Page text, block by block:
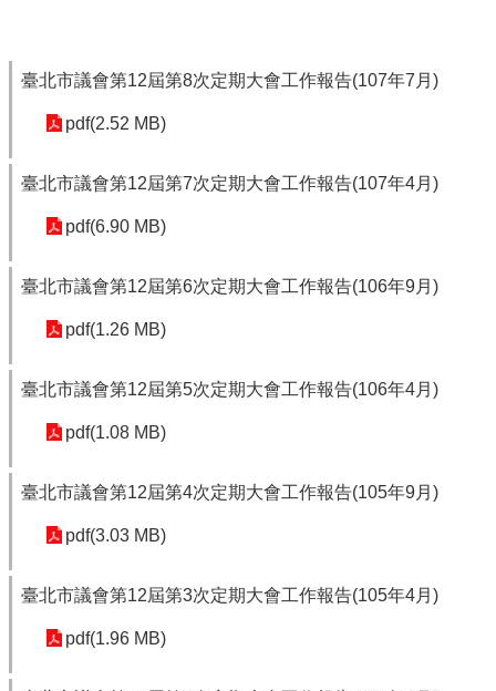
臺北市議會第12屆第8次定期大會工作報告(107年7月)
pdf(2.52 MB)
臺北市議會第12屆第7次定期大會工作報告(107年4月)
pdf(6.90 MB)
臺北市議會第12屆第6次定期大會工作報告(106年9月)
pdf(1.26 MB)
臺北市議會第12屆第5次定期大會工作報告(106年4月)
pdf(1.08 MB)
臺北市議會第12屆第4次定期大會工作報告(105年9月)
pdf(3.03 MB)
臺北市議會第12屆第3次定期大會工作報告(105年4月)
pdf(1.96 MB)